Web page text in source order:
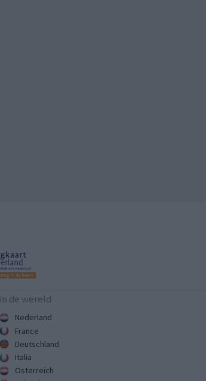
in de wereld
Nederland
France
Deutschland
Italia
Österreich